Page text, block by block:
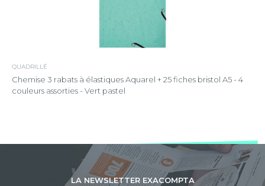
QUADRILLÉ
Chemise 3 rabats à élastiques Aquarel + 25 fiches bristol A5 - 4
couleurs assorties - Vert pastel
LA NEWSLETTER EXACOMPTA